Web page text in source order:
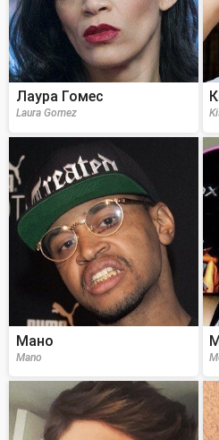
Лаура Гомес
Laura Gomez
Мано
Mano